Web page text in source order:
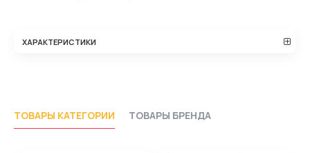
ХАРАКТЕРИСТИКИ
ТОВАРЫ КАТЕГОРИИ ТОВАРЫ БРЕНДА